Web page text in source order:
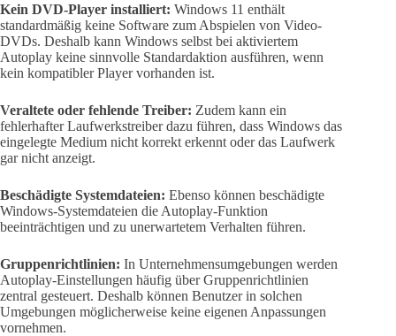
Kein DVD-Player installiert: Windows 11 enthält
standardmäßig keine Software zum Abspielen von Video-
DVDs. Deshalb kann Windows selbst bei aktiviertem
Autoplay keine sinnvolle Standardaktion ausführen, wenn
kein kompatibler Player vorhanden ist.
Veraltete oder fehlende Treiber: Zudem kann ein
fehlerhafter Laufwerkstreiber dazu führen, dass Windows das
eingelegte Medium nicht korrekt erkennt oder das Laufwerk
gar nicht anzeigt.
Beschädigte Systemdateien: Ebenso können beschädigte
Windows-Systemdateien die Autoplay-Funktion
beeinträchtigen und zu unerwartetem Verhalten führen.
Gruppenrichtlinien: In Unternehmensumgebungen werden
Autoplay-Einstellungen häufig über Gruppenrichtlinien
zentral gesteuert. Deshalb können Benutzer in solchen
Umgebungen möglicherweise keine eigenen Anpassungen
vornehmen.